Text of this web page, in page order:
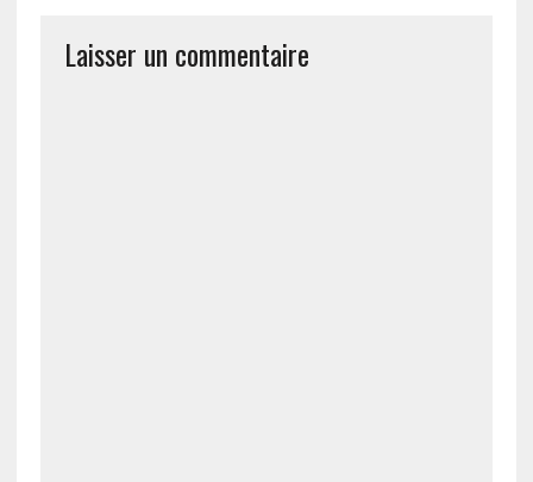
Laisser un commentaire